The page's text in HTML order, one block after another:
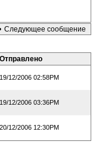
Следующее сообщение
Отправлено
19/12/2006 02:58PM
19/12/2006 03:36PM
20/12/2006 12:30PM